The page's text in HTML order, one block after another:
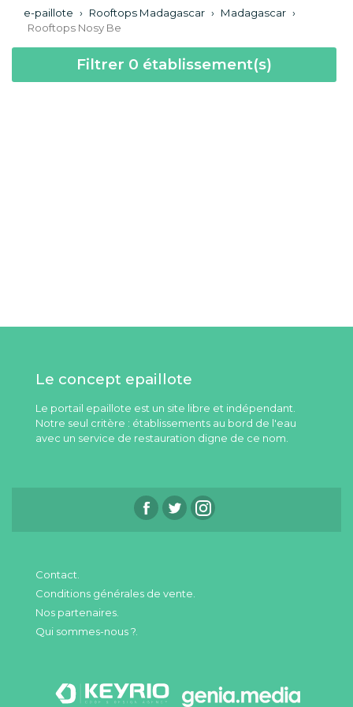
e-paillote › Rooftops Madagascar › Madagascar ›
Rooftops Nosy Be
Filtrer 0 établissement(s)
Le concept epaillote
Le portail epaillote est un site libre et indépendant.
Notre seul critère : établissements au bord de l'eau
avec un service de restauration digne de ce nom.
Contact.
Conditions générales de vente.
Nos partenaires.
Qui sommes-nous ?.